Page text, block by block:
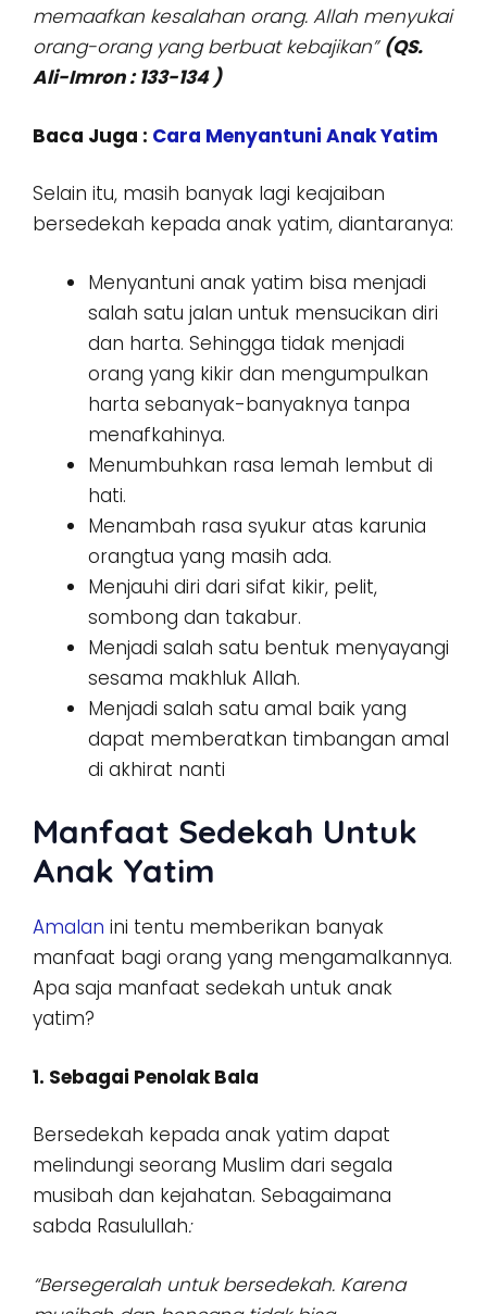
memaafkan kesalahan orang. Allah menyukai
orang-orang yang berbuat kebajikan” (QS.
Ali-Imron : 133-134 )
Baca Juga : Cara Menyantuni Anak Yatim
Selain itu, masih banyak lagi keajaiban
bersedekah kepada anak yatim, diantaranya:
Menyantuni anak yatim bisa menjadi
salah satu jalan untuk mensucikan diri
dan harta. Sehingga tidak menjadi
orang yang kikir dan mengumpulkan
harta sebanyak-banyaknya tanpa
menafkahinya.
Menumbuhkan rasa lemah lembut di
hati.
Menambah rasa syukur atas karunia
orangtua yang masih ada.
Menjauhi diri dari sifat kikir, pelit,
sombong dan takabur.
Menjadi salah satu bentuk menyayangi
sesama makhluk Allah.
Menjadi salah satu amal baik yang
dapat memberatkan timbangan amal
di akhirat nanti
Manfaat Sedekah Untuk
Anak Yatim
Amalan ini tentu memberikan banyak
manfaat bagi orang yang mengamalkannya.
Apa saja manfaat sedekah untuk anak
yatim?
1. Sebagai Penolak Bala
Bersedekah kepada anak yatim dapat
melindungi seorang Muslim dari segala
musibah dan kejahatan. Sebagaimana
sabda Rasulullah:
“Bersegeralah untuk bersedekah. Karena